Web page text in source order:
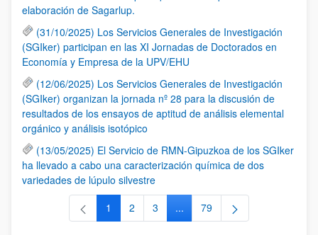
elaboración de Sagarlup.
(31/10/2025) Los Servicios Generales de Investigación
(SGIker) participan en las XI Jornadas de Doctorados en
Economía y Empresa de la UPV/EHU
(12/06/2025) Los Servicios Generales de Investigación
(SGIker) organizan la jornada nº 28 para la discusión de
resultados de los ensayos de aptitud de análisis elemental
orgánico y análisis isotópico
(13/05/2025) El Servicio de RMN-Gipuzkoa de los SGIker
ha llevado a cabo una caracterización química de dos
variedades de lúpulo silvestre
Página
1 Página
2 Página
3 ...Páginas intermedias Use TAB
Página
79